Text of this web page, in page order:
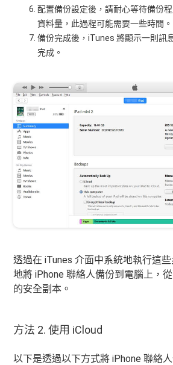
配置備份設定後，請耐心等待備份
資料量，此過程可能需要一些時間。
備份完成後，iTunes 將顯示一則訊
完成。
透過在 iTunes 介面中系統地執行這
地將 iPhone 聯絡人備份到電腦上，
的安全副本。
方法 2. 使用 iCloud
以下是透過以下方式將 iPhone 聯絡